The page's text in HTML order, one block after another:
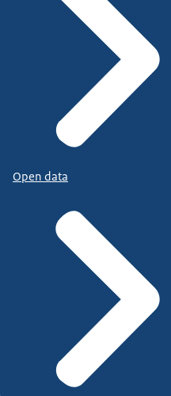
Open data